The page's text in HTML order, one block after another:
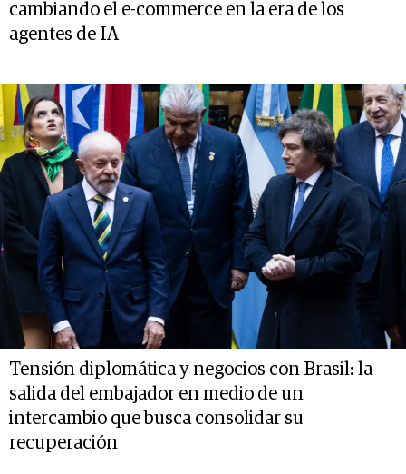
cambiando el e-commerce en la era de los
agentes de IA
Tensión diplomática y negocios con Brasil: la
salida del embajador en medio de un
intercambio que busca consolidar su
recuperación